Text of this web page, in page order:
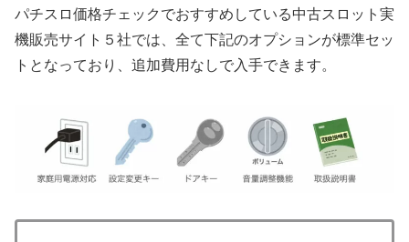
パチスロ価格チェックでおすすめしている中古スロット実
機販売サイト５社では、全て下記のオプションが標準セッ
トとなっており、追加費用なしで入手できます。